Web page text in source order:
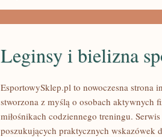
Leginsy i bielizna
EsportowySklep.pl to nowoczesna strona
stworzona z myślą o osobach aktywnych
miłośnikach codziennego treningu.
poszukujących praktycznych wskazówek